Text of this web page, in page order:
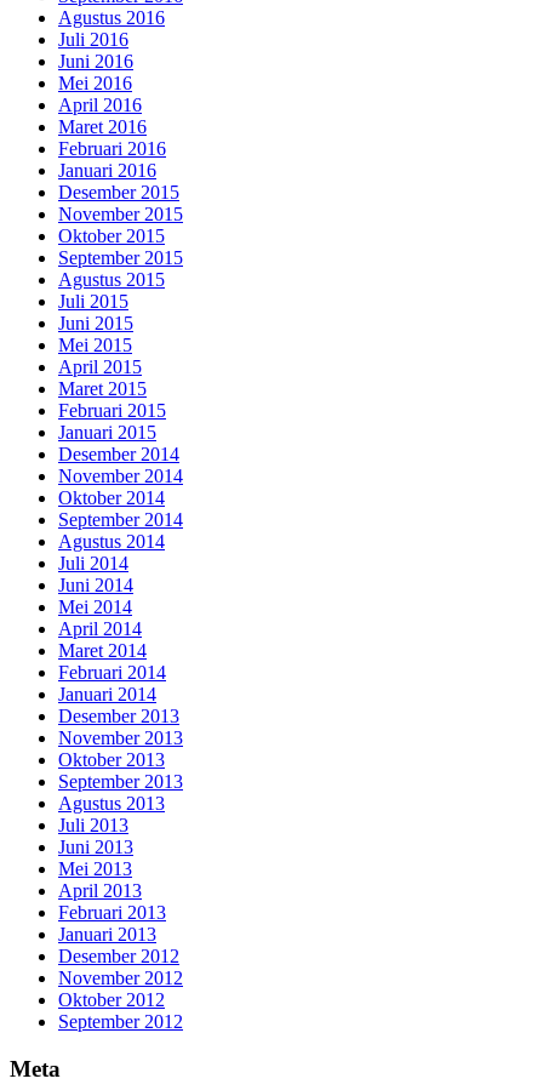
Agustus 2016
Juli 2016
Juni 2016
Mei 2016
April 2016
Maret 2016
Februari 2016
Januari 2016
Desember 2015
November 2015
Oktober 2015
September 2015
Agustus 2015
Juli 2015
Juni 2015
Mei 2015
April 2015
Maret 2015
Februari 2015
Januari 2015
Desember 2014
November 2014
Oktober 2014
September 2014
Agustus 2014
Juli 2014
Juni 2014
Mei 2014
April 2014
Maret 2014
Februari 2014
Januari 2014
Desember 2013
November 2013
Oktober 2013
September 2013
Agustus 2013
Juli 2013
Juni 2013
Mei 2013
April 2013
Februari 2013
Januari 2013
Desember 2012
November 2012
Oktober 2012
September 2012
Meta